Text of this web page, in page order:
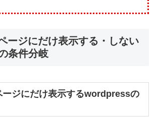
ージにだけ表示する・しない
条件分岐
ージにだけ表示するwordpressの